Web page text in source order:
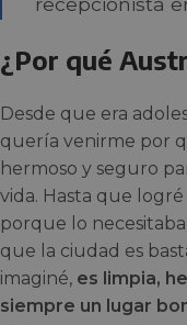
¿Por qué
Desde que era
quería venirme por
hermoso y seguro
vida. Hasta que
porque lo
que la ciudad es
imaginé, es limpia,
siempre un lugar